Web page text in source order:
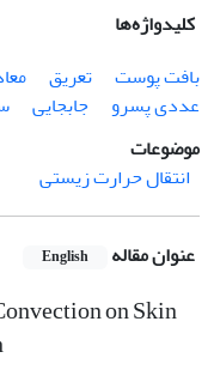
کلیدواژه‌ها
بافت پوست
تعریق
عددی پسرو
جابجایی
موضوعات
انتقال حرارت زیستی
عنوان مقاله English
on Skin